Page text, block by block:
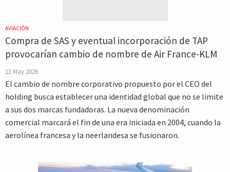
AVIACIÓN
Compra de SAS y eventual incorporación de TAP
provocarían cambio de nombre de Air France-KLM
13 May 2026
El cambio de nombre corporativo propuesto por el CEO del
holding busca establecer una identidad global que no se limite
a sus dos marcas fundadoras. La nueva denominación
comercial marcará el fin de una era iniciada en 2004, cuando la
aerolínea francesa y la neerlandesa se fusionaron.